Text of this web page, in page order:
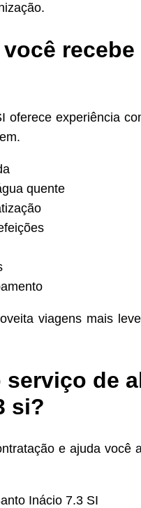
oferece experiência
quente
viagens mais
de
si?
e ajuda você
Inácio 7.3 SI